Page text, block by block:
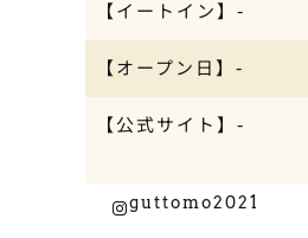
【イートイン】-
【オープン日】-
【公式サイト】-
Instagramguttomo2021